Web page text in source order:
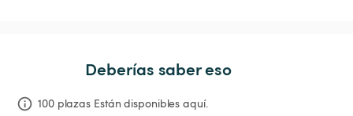
Deberías saber eso
100 plazas Están disponibles aquí.